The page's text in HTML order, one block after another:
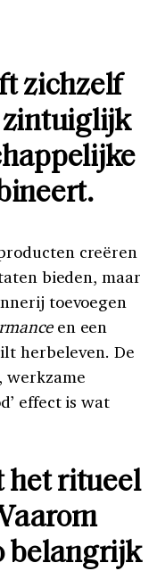
zichzelf
zintuiglijk
creëren
bieden, maar
toevoegen
en een
herbeleven. De
werkzame
effect is wat
het ritueel
belangrijk